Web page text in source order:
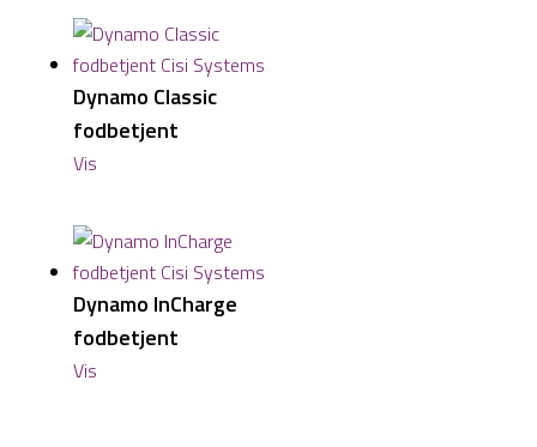
Dynamo Classic
fodbetjent
Vis
Dynamo InCharge
fodbetjent
Vis